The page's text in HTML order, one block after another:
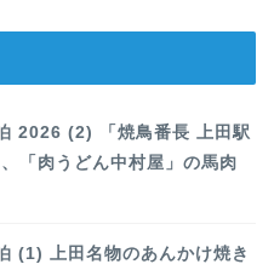
2026 (2) 「焼鳥番長 上田駅
「肉うどん中村屋」の馬肉
(1) 上田名物のあんかけ焼き